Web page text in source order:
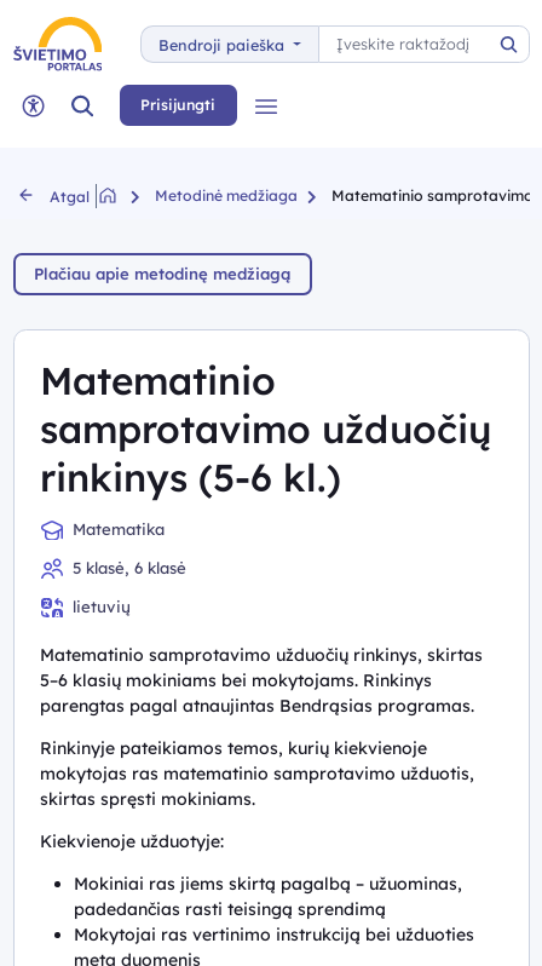
Bendroji paieška
Paieška
Neįgaliųjų rėžimas
Paieška Prisijungti
Atgal Metodinė medžiaga Matematinio samprotavimo
Plačiau apie metodinę medžiagą
Matematinio
samprotavimo užduočių
rinkinys (5-6 kl.)
Matematika
5 klasė, 6 klasė
lietuvių
Matematinio samprotavimo užduočių rinkinys, skirtas
5–6 klasių mokiniams bei mokytojams. Rinkinys
parengtas pagal atnaujintas Bendrąsias programas.
Rinkinyje pateikiamos temos, kurių kiekvienoje
mokytojas ras matematinio samprotavimo užduotis,
skirtas spręsti mokiniams.
Kiekvienoje užduotyje:
Mokiniai ras jiems skirtą pagalbą – užuominas,
padedančias rasti teisingą sprendimą
Mokytojai ras vertinimo instrukciją bei užduoties
meta duomenis